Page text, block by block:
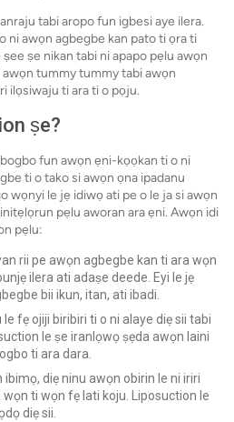
tabi aropo fun igbesi aye ilera.
ni awọn agbegbe kan pato ti ọra ti
ṣe nikan tabi ni apapo pẹlu awọn
tummy tummy tabi awọn
ilọsiwaju ti ara ti o pọju.
ṣe?
fun awọn ẹni-kọọkan ti o ni
ti o tako si awọn ọna ipadanu
wọnyi le jẹ idiwọ ati pe o le ja si awọn
pẹlu aworan ara ẹni. Awọn idi
pẹlu:
rii pe awọn agbegbe kan ti ara wọn
ilera ati adaṣe deede. Eyi le jẹ
bii ikun, itan, ati ibadi.
le fẹ ojiji biribiri ti o ni alaye diẹ sii tabi
le ṣe iranlọwọ ṣẹda awọn laini
ti ara dara.
ibimọ, diẹ ninu awọn obirin le ni iriri
ti wọn fẹ lati koju. Liposuction le
diẹ sii.